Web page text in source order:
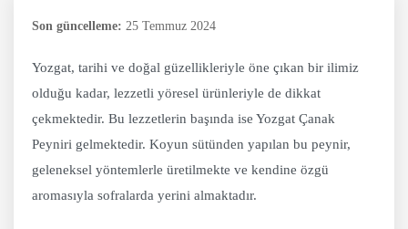
Son güncelleme: 25 Temmuz 2024
Yozgat, tarihi ve doğal güzellikleriyle öne çıkan bir ilimiz
olduğu kadar, lezzetli yöresel ürünleriyle de dikkat
çekmektedir. Bu lezzetlerin başında ise Yozgat Çanak
Peyniri gelmektedir. Koyun sütünden yapılan bu peynir,
geleneksel yöntemlerle üretilmekte ve kendine özgü
aromasıyla sofralarda yerini almaktadır.